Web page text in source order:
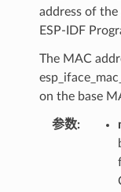
address of
ESP-IDF
The MAC
on the base
参数